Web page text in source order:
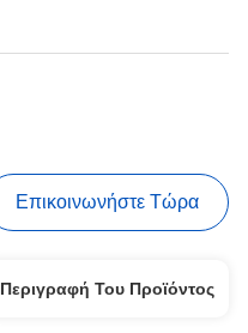
Επικοινωνήστε Τώρα
Περιγραφή Του Προϊόντος